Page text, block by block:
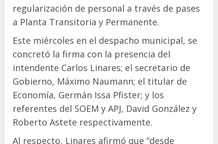
regularización de personal a través de pases
a Planta Transitoria y Permanente.
Este miércoles en el despacho municipal, se
concretó la firma con la presencia del
intendente Carlos Linares; el secretario de
Gobierno, Máximo Naumann; el titular de
Economía, Germán Issa Pfister; y los
referentes del SOEM y APJ, David González y
Roberto Astete respectivamente.
Al respecto, Linares afirmó que “desde